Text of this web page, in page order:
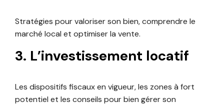
Stratégies pour valoriser son bien, comprendre le
marché local et optimiser la vente.
3. L’investissement locatif
Les dispositifs fiscaux en vigueur, les zones à fort
potentiel et les conseils pour bien gérer son